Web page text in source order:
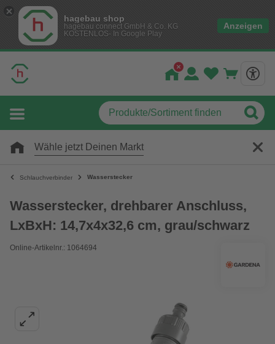
hagebau shop
hagebau connect GmbH & Co. KG
KOSTENLOS- In Google Play
Anzeigen
Wähle jetzt Deinen Markt
Schlauchverbinder Wasserstecker
Wasserstecker, drehbarer Anschluss,
LxBxH: 14,7x4x32,6 cm, grau/schwarz
Online-Artikelnr.: 1064694